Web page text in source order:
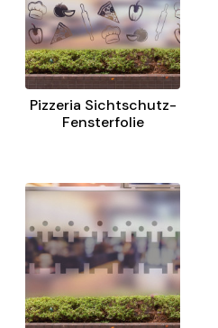
Pizzeria Sichtschutz-
Fensterfolie